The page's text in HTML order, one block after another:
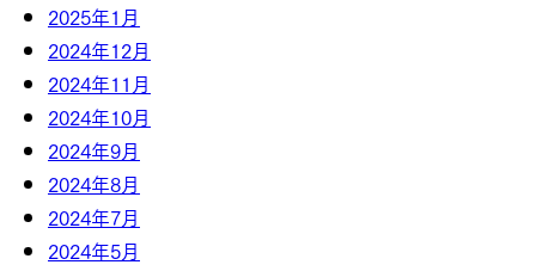
2025年1月
2024年12月
2024年11月
2024年10月
2024年9月
2024年8月
2024年7月
2024年5月